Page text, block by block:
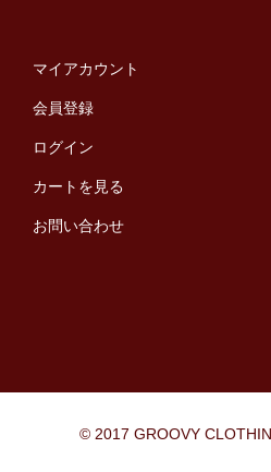
マイアカウント
会員登録
ログイン
カートを見る
お問い合わせ
© 2017 GROOVY